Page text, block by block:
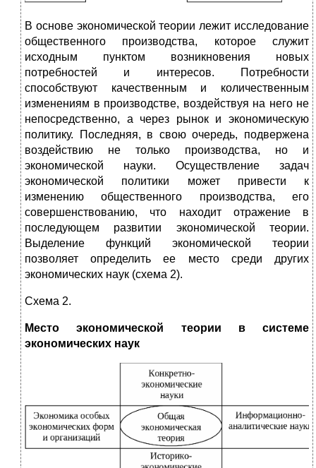
В основе экономической теории лежит исследование
общественного производства, которое служит
исходным пунктом возникновения новых
потребностей и интересов. Потребности
способствуют качественным и количественным
изменениям в производстве, воздействуя на него не
непосредственно, а через рынок и экономическую
политику. Последняя, в свою очередь, подвержена
воздействию не только производства, но и
экономической науки. Осуществление задач
экономической политики может привести к
изменению общественного производства, его
совершенствованию, что находит отражение в
последующем развитии экономической теории.
Выделение функций экономической теории
позволяет определить ее место среди других
экономических наук (схема 2).
Схема 2.
Место экономической теории в системе
экономических наук